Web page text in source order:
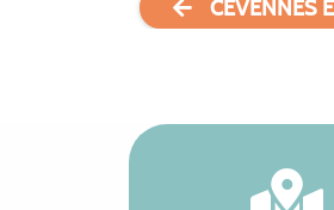
CEVENNES